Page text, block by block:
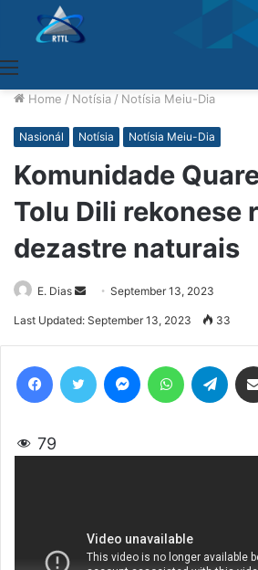
Home / Notísia / Notísia Meiu-Dia
Nasionál Notísia Notísia Meiu-Dia
Komunidade
Tolu Dili rekonese
dezastre naturais
E. Dias
Send
an
September 13, 2023
Last Updated: September 13, 2023 33
79